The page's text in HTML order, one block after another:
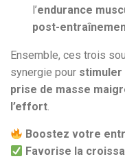
l’endurance
post-
Ensemble, ces trois
synergie pour
prise de masse
l’effort.
Boostez votre
Favorise la